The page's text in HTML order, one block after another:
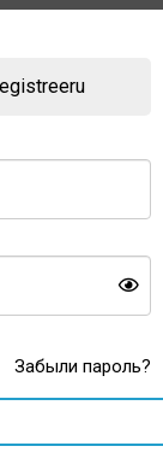
Забыли пароль?